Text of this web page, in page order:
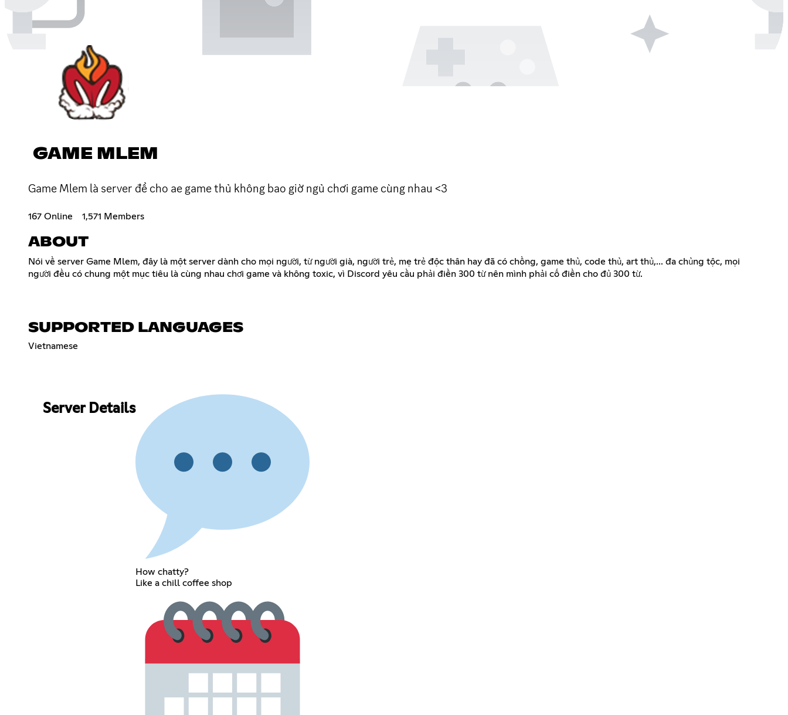
GAME MLEM
Game Mlem là server để cho ae game thủ không bao giờ ngủ chơi game cùng nhau <3
167 Online 1,571 Members
ABOUT
Nói về server Game Mlem, đây là một server dành cho mọi người, từ người già, người trẻ, mẹ trẻ độc thân hay đã có chồng, game thủ, code thủ, art thủ,... đa chủng tộc, mọi
người đều có chung một mục tiêu là cùng nhau chơi game và không toxic, vì Discord yêu cầu phải điền 300 từ nên mình phải cố điền cho đủ 300 từ.
SUPPORTED LANGUAGES
Vietnamese
Server Details
How chatty?
Like a chill coffee shop